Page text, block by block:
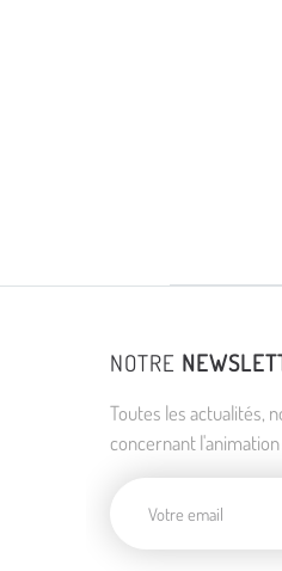
NOTRE
Toutes les actualités,
concernant